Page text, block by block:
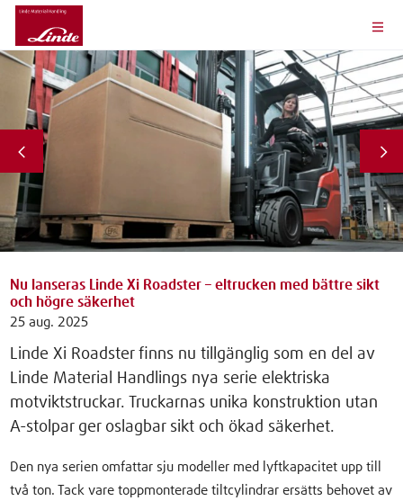
Nu lanseras Linde Xi Roadster – eltrucken med bättre sikt
och högre säkerhet
25 aug. 2025
Linde Xi Roadster finns nu tillgänglig som en del av
Linde Material Handlings nya serie elektriska
motviktstruckar. Truckarnas unika konstruktion utan
A-stolpar ger oslagbar sikt och ökad säkerhet.
Den nya serien omfattar sju modeller med lyftkapacitet upp till
två ton. Tack vare toppmonterade tiltcylindrar ersätts behovet av